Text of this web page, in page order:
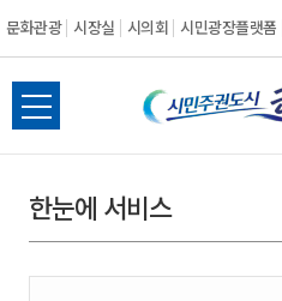
문화관광 시장실 시의회 시민광장플랫폼
시
민
권
전
체
뉴
열
한눈에 서비스